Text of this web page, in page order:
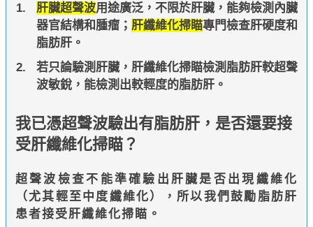
肝臟超聲波用途廣泛，不限於肝臟，能夠檢測內臟
器官結構和腫瘤； 肝纖維化掃瞄專門檢查肝硬度和
脂肪肝。
若只論驗測肝臟，肝纖維化掃瞄檢測脂肪肝較超聲
波敏銳，能檢測出較輕度的脂肪肝。
我已憑超聲波驗出有脂肪肝，是否還要接
受肝纖維化掃瞄？
超聲波檢查不能準確驗出肝臟是否出現纖維化
（尤其輕至中度纖維化），所以我們鼓勵脂肪肝
患者接受肝纖維化掃瞄。